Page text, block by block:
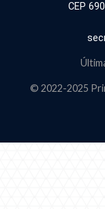
CEP
© 2022-2025